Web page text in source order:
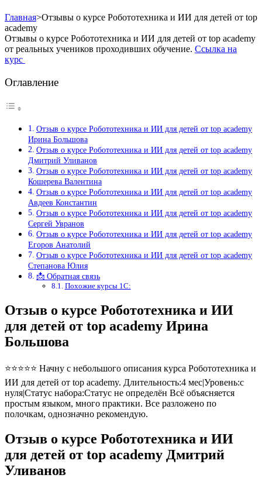
Главная>Отзывы о курсе Робототехника и ИИ для детей от top
academy
Отзывы о курсе Робототехника и ИИ для детей от top academy
от реальных учеников проходивших обучение. Ссылка на
курс
Оглавление
Отзыв о курсе Робототехника и ИИ для детей от top academy
Ирина Большова
Отзыв о курсе Робототехника и ИИ для детей от top academy
Дмитрий Уливанов
Отзыв о курсе Робототехника и ИИ для детей от top academy
Кошерева Валентина
Отзыв о курсе Робототехника и ИИ для детей от top academy
Авдеев Константин
Отзыв о курсе Робототехника и ИИ для детей от top academy
Сергей Увранов
Отзыв о курсе Робототехника и ИИ для детей от top academy
Егоров Анатолий
Отзыв о курсе Робототехника и ИИ для детей от top academy
Степанова Юлия
📩 Обратная связь
Похожие курсы 1С:
Отзыв о курсе Робототехника и ИИ
для детей от top academy Ирина
Большова
⭐⭐⭐⭐⭐ Начну с небольшого описания курса Робототехника и
ИИ для детей от top academy. Длительность:4 мес|Уровень:с
нуля|Статус набора:Статус не определён Всё объясняется
простым языком, много практики. Все разложено по
полочкам, однозначно рекомендую.
Отзыв о курсе Робототехника и ИИ
для детей от top academy Дмитрий
Уливанов